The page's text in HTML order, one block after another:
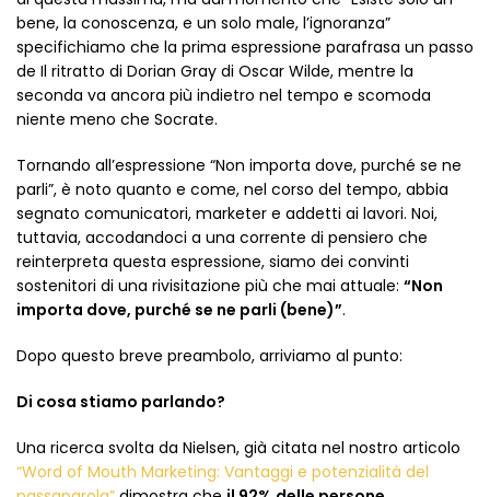
bene, la conoscenza, e un solo male, l’ignoranza”
specifichiamo che la prima espressione parafrasa un passo
de Il ritratto di Dorian Gray di Oscar Wilde, mentre la
seconda va ancora più indietro nel tempo e scomoda
niente meno che Socrate.
Tornando all’espressione “Non importa dove, purché se ne
parli”, è noto quanto e come, nel corso del tempo, abbia
segnato comunicatori, marketer e addetti ai lavori. Noi,
tuttavia, accodandoci a una corrente di pensiero che
reinterpreta questa espressione, siamo dei convinti
sostenitori di una rivisitazione più che mai attuale: “Non
importa dove, purché se ne parli (bene)”.
Dopo questo breve preambolo, arriviamo al punto:
Di cosa stiamo parlando?
Una ricerca svolta da Nielsen, già citata nel nostro articolo
“Word of Mouth Marketing: Vantaggi e potenzialità del